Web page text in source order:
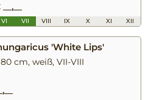
VI VII VIII IX X XI XII
'White Lips'
cm, weiß, VII-VIII